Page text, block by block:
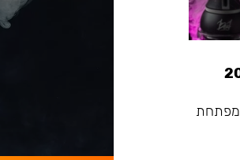
Alpha Hookah - החברה המובילה בתעשיית הנרגילות שמשנת 2015 מפתחת